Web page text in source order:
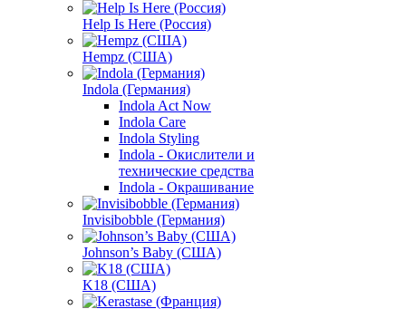
Help Is Here (Россия)
Hempz (США)
Indola (Германия)
Indola Act Now
Indola Care
Indola Styling
Indola - Окислители и
технические средства
Indola - Окрашивание
Invisibobble (Германия)
Johnson’s Baby (США)
K18 (США)